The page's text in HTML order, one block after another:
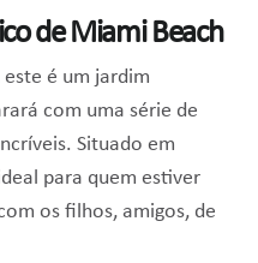
de Miami Beach
é um jardim
com uma série de
Situado em
para quem estiver
os filhos, amigos, de